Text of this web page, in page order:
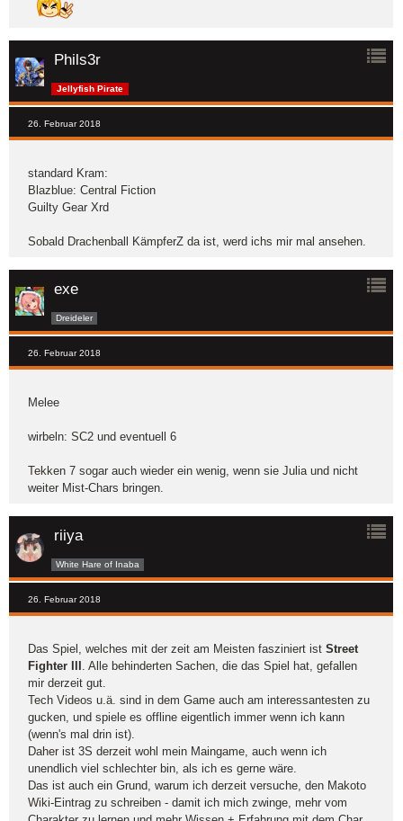
Phils3r
Jellyfish Pirate
26. Februar 2018
standard Kram:
Blazblue: Central Fiction
Guilty Gear Xrd
Sobald Drachenball KämpferZ da ist, werd ichs mir mal ansehen.
exe
Dreideler
26. Februar 2018
Melee
wirbeln: SC2 und eventuell 6
Tekken 7 sogar auch wieder ein wenig, wenn sie Julia und nicht
weiter Mist-Chars bringen.
riiya
White Hare of Inaba
26. Februar 2018
Das Spiel, welches mit der zeit am Meisten fasziniert ist Street
Fighter III . Alle behinderten Sachen, die das Spiel hat, gefallen
mir derzeit gut.
Tech Videos u.ä. sind in dem Game auch am interessantesten zu
gucken, und spiele es offline eigentlich immer wenn ich kann
(wenn's mal drin ist).
Daher ist 3S derzeit wohl mein Maingame, auch wenn ich
unendlich viel schlechter bin, als ich es gerne wäre.
Das ist auch ein Grund, warum ich derzeit versuche, den Makoto
Wiki-Eintrag zu schreiben - damit ich mich zwinge, mehr vom